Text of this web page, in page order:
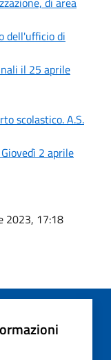
dell'ufficio di
il 25 aprile
scolastico. A.S.
2 aprile
2023, 17:18